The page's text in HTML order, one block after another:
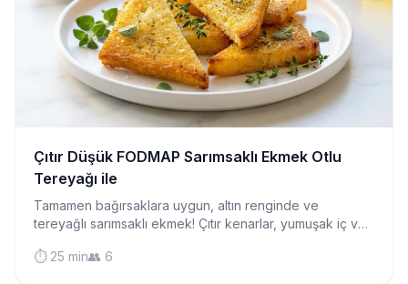
Çıtır Düşük FODMAP Sarımsaklı Ekmek Otlu
Tereyağı ile
Tamamen bağırsaklara uygun, altın renginde ve
tereyağlı sarımsaklı ekmek! Çıtır kenarlar, yumuşak iç ve
⏱️ 25 min👥 6